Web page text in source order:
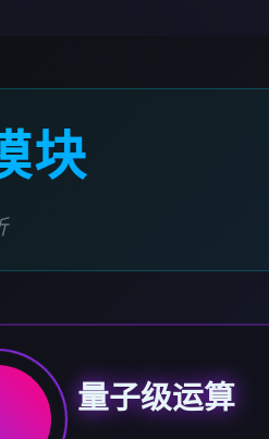
块
量子级运算